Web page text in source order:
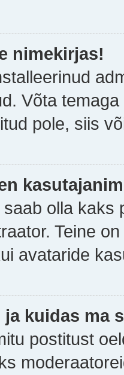
nimekirjas!
Võta
pole, siis
olla kaks
Teine
avataride
kuidas ma
postitust